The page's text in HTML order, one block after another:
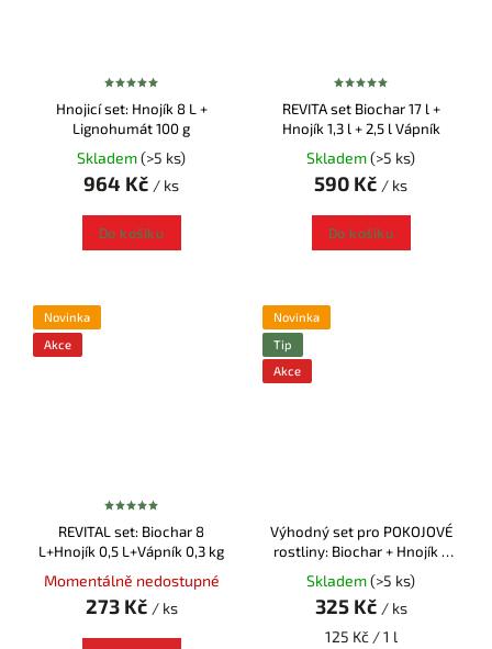
Hnojicí set: Hnojík 8 L +
Lignohumát 100 g
Skladem(>5 ks)
964 Kč / ks
Do košíku
REVITA set Biochar 17 l +
Hnojík 1,3 l + 2,5 l Vápník
Skladem(>5 ks)
590 Kč / ks
Do košíku
Novinka
Akce
REVITAL set: Biochar 8
L+Hnojík 0,5 L+Vápník 0,3 kg
Momentálně nedostupné
273 Kč / ks
Novinka
Tip
Akce
Výhodný set pro POKOJOVÉ
rostliny: Biochar + Hnojík +
Vápník s hořčíkem
Skladem(>5 ks)
325 Kč / ks
125 Kč / 1 l